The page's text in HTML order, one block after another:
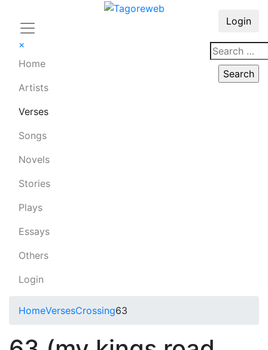
×
Home
Artists
Verses
Songs
Novels
Stories
Plays
Essays
Others
Login
Login
HomeVersesCrossing63